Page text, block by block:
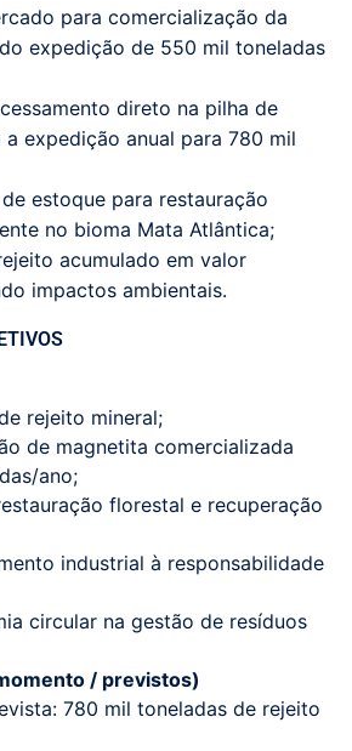
para comercialização da
expedição de 550 mil toneladas
direto na pilha de
expedição anual para 780 mil
estoque para restauração
no bioma Mata Atlântica;
acumulado em valor
impactos ambientais.
rejeito mineral;
de magnetita comercializada
ano;
florestal e recuperação
industrial à responsabilidade
circular na gestão de resíduos
/ previstos)
780 mil toneladas de rejeito